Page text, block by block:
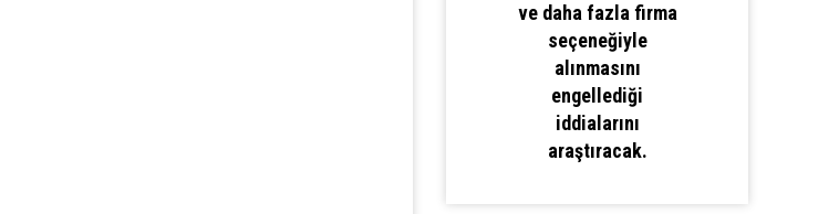
ve daha fazla firma
seçeneğiyle
alınmasını
engellediği
iddialarını
araştıracak.